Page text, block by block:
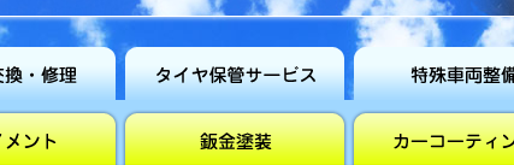
タイヤ保管
サービス
特殊車両整備